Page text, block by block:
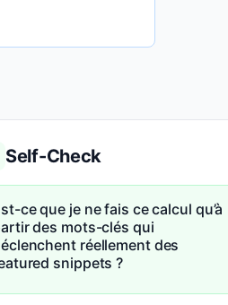
Self-Check
ce que je ne fais ce calcul qu’à
des mots-clés qui
réellement des
snippets ?